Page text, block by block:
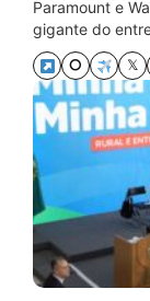
Paramount e
gigante do
⭘ 𝕏